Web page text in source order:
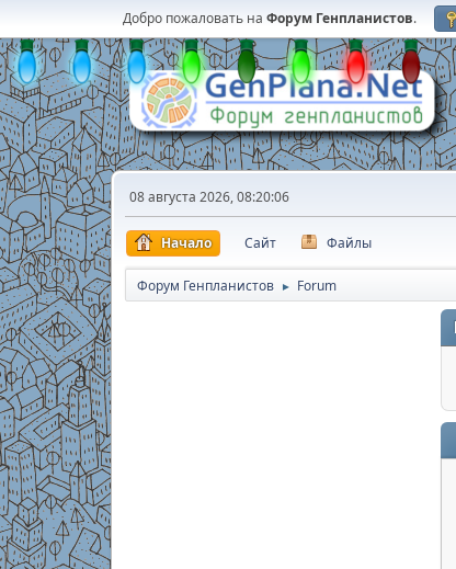
Добро пожаловать на Форум Генпланистов.
08 августа 2026, 08:20:06
Начало Сайт Файлы
Форум Генпланистов ► Forum